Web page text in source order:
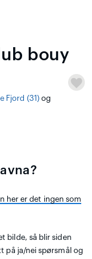
bouy
Fjord (31)og
her er det ingen som
bilde, så blir siden
på ja/nei spørsmål og